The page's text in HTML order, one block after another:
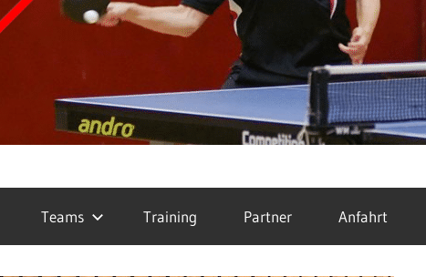
Teams Training Partner Anfahrt